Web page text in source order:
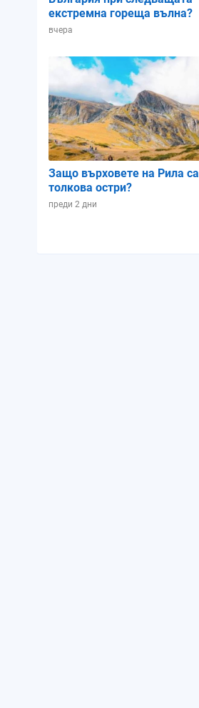
екстремна гореща вълна?
вчера
Защо върховете на Рила са
толкова остри?
преди 2 дни